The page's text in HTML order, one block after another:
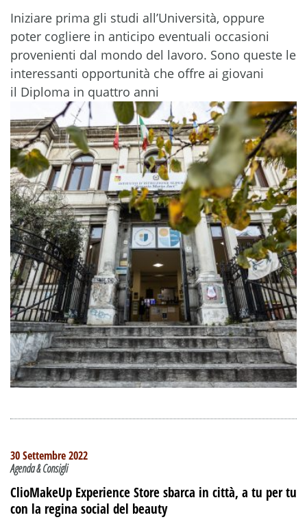
Iniziare prima gli studi all’Università, oppure
poter cogliere in anticipo eventuali occasioni
provenienti dal mondo del lavoro. Sono queste le
interessanti opportunità che offre ai giovani
il Diploma in quattro anni
30 Settembre 2022
Agenda & Consigli
ClioMakeUp Experience Store sbarca in città, a tu per tu
con la regina social del beauty